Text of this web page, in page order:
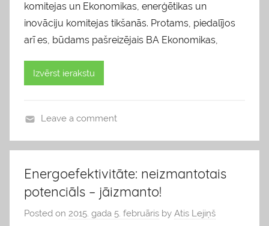
komitejas un Ekonomikas, enerģētikas un
inovāciju komitejas tikšanās. Protams, piedalījos
arī es, būdams pašreizējais BA Ekonomikas,
Izvērst ierakstu
l
g
s
Leave a comment
Energoefektivitāte: neizmantotais
potenciāls – jāizmanto!
Posted on 2015. gada 5. februāris by Atis Lejiņš